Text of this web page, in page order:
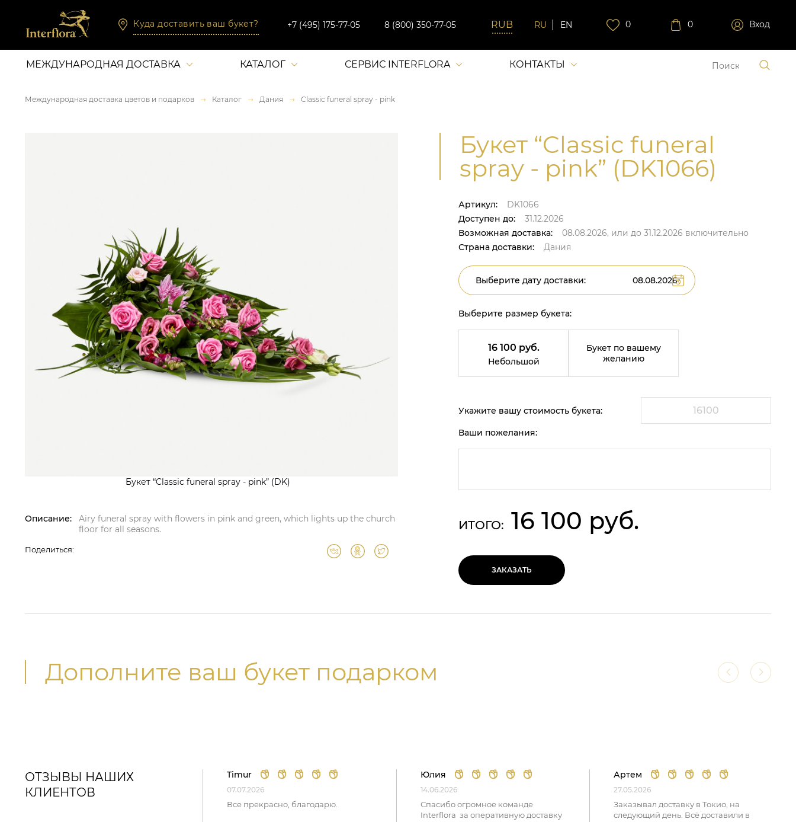
Куда доставить ваш букет? +7 (495) 175-77-05 8 (800) 350-77-05 RU EN 0 0 Вход
МЕЖДУНАРОДНАЯ ДОСТАВКА КАТАЛОГ СЕРВИС INTERFLORA КОНТАКТЫ
Международная доставка цветов и подарков Каталог Дания Classic funeral spray - pink
Букет “Classic funeral spray - pink” (DK)
Описание:
Airy funeral spray with flowers in pink and green, which lights up the church
floor for all seasons.
Поделиться:
Букет “Classic funeral
spray - pink” (DK1066)
Артикул:
DK1066
Доступен до:
31.12.2026
Возможная доставка:
08.08.2026, или до 31.12.2026 включительно
Страна доставки:
Дания
Выберите дату доставки:
Выберите размер букета:
16 100 руб.
Небольшой
Букет по вашему
желанию
Укажите вашу стоимость букета:
Ваши пожелания:
ИТОГО: 16 100 руб.
ЗАКАЗАТЬ
Дополните ваш букет подарком
ОТЗЫВЫ НАШИХ
КЛИЕНТОВ
Timur
07.07.2026
Все прекрасно, благодарю.
Юлия
14.06.2026
Спасибо огромное команде
Interflora за оперативную доставку
Артем
27.05.2026
Заказывал доставку в Токио, на
следующий день. Всё доставили в